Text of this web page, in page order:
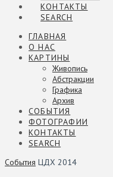
КОНТАКТЫ
SEARCH
ГЛАВНАЯ
О НАС
КАРТИНЫ
Живопись
Абстракции
Графика
Архив
СОБЫТИЯ
ФОТОГРАФИИ
КОНТАКТЫ
SEARCH
События ЦДХ 2014